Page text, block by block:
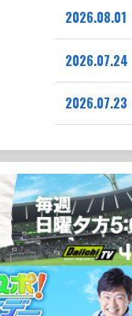
2026.08.01
2026.07.24
2026.07.23